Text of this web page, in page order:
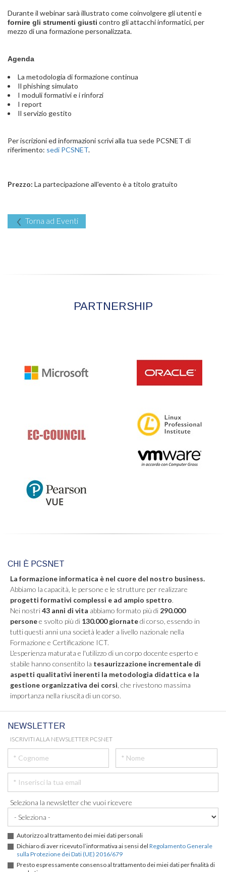
Durante il webinar sarà illustrato come coinvolgere gli utenti e
fornire gli strumenti giusti contro gli attacchi informatici, per
mezzo di una formazione personalizzata.
Agenda
La metodologia di formazione continua
Il phishing simulato
I moduli formativi e i rinforzi
I report
Il servizio gestito
Per iscrizioni ed informazioni scrivi alla tua sede PCSNET di
riferimento: sedi PCSNET.
Prezzo: La partecipazione all'evento è a titolo gratuito
Torna ad Eventi
PARTNERSHIP
CHI È PCSNET
La formazione informatica è nel cuore del nostro business.
Abbiamo la capacità, le persone e le strutture per realizzare
progetti formativi complessi e ad ampio spettro.
Nei nostri43 anni di vita abbiamo formato più di 290.000
personee svolto più di 130.000 giornatedi corso, essendo in
tutti questi anni una società leader a livello nazionale nella
Formazione e Certificazione ICT.
L'esperienza maturata e l'utilizzo di un corpo docente esperto e
stabile hanno consentito la tesaurizzazione incrementale di
aspetti qualitativi inerenti la metodologia didattica e la
gestione organizzativa dei corsi , che rivestono massima
importanza nella riuscita di un corso.
NEWSLETTER
ISCRIVITI ALLA NEWSLETTER PCSNET
Seleziona la newsletter che vuoi ricevere
Autorizzo al trattamento dei miei dati personali
Dichiaro di aver ricevuto l’informativa ai sensi del Regolamento Generale
sulla Protezione dei Dati (UE) 2016/679
Presto espressamente consenso al trattamento dei miei dati per finalità di